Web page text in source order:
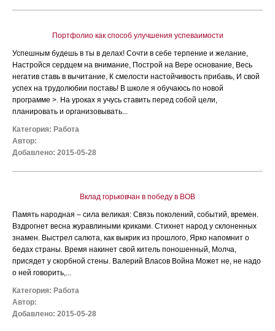
Портфолио как способ улучшения успеваимости
Успешным будешь в ты в делах! Сочти в себе терпение и желание,
Настройся сердцем на внимание, Построй на Вере основание, Весь
негатив ставь в вычитание, К смелости настойчивость прибавь, И свой
успех на трудолюбии поставь! В школе я обучаюсь по новой
программе >. На уроках я учусь ставить перед собой цели,
планировать и организовывать...
Категория: Работа
Автор:
Добавлено: 2015-05-28
Вклад горьковчан в победу в ВОВ
Память народная – сила великая: Связь поколений, событий, времен.
Вздрогнет весна журавлиными криками. Стихнет народ у склоненных
знамен. Выстрел салюта, как выкрик из прошлого, Ярко напомнит о
бедах страны. Время накинет свой китель поношенный, Молча,
присядет у скорбной стены. Валерий Власов Война Может не, не надо
о ней говорить,...
Категория: Работа
Автор:
Добавлено: 2015-05-28